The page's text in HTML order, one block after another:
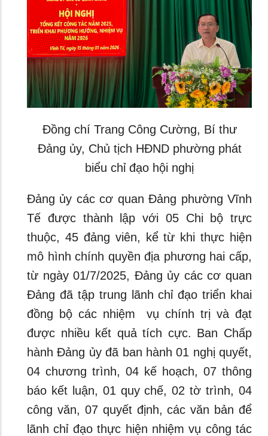
Đồng chí Trang Công Cường, Bí thư
Đảng ủy, Chủ tịch HĐND phường phát
biểu chỉ đạo hội nghị
Đảng ủy các cơ quan Đảng phường Vĩnh
Tế được thành lập với 05 Chi bộ trực
thuộc, 45 đảng viên, kể từ khi thực hiện
mô hình chính quyền địa phương hai cấp,
từ ngày 01/7/2025, Đảng ủy các cơ quan
Đảng đã tập trung lãnh chỉ đạo triển khai
đồng bộ các nhiệm vụ chính trị và đạt
được nhiều kết quả tích cực. Ban Chấp
hành Đảng ủy đã ban hành 01 nghị quyết,
04 chương trình, 04 kế hoạch, 07 thông
báo kết luận, 01 quy chế, 02 tờ trình, 04
công văn, 07 quyết định, các văn bản để
lãnh chỉ đạo thực hiện nhiệm vụ công tác